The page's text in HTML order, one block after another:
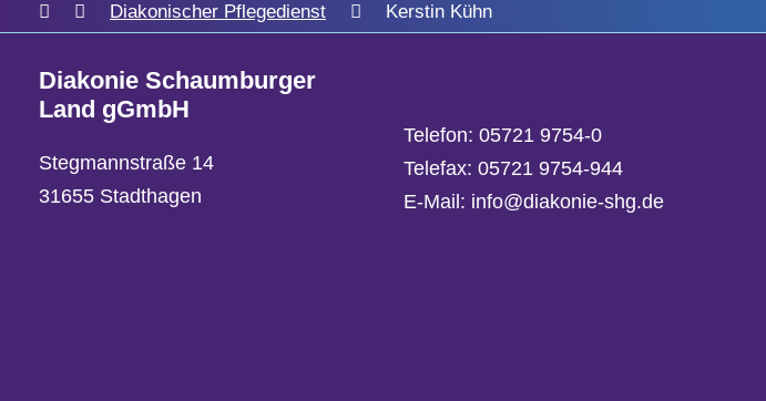
Diakonischer Pflegedienst Kerstin Kühn
Diakonie Schaumburger
Land gGmbH
Stegmannstraße 14
31655 Stadthagen
Telefon: 05721 9754-0
Telefax: 05721 9754-944
E-Mail: info@diakonie-shg.de